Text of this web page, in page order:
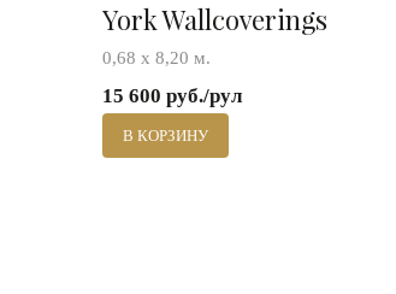
York Wallcoverings
0,68 х 8,20 м.
15 600 руб./рул
В КОРЗИНУ